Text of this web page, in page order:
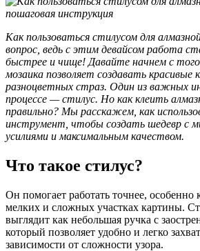
Как пользоваться стилусом для
вопрос, ведь с этим девайсом работа
быстрее и чище! Давайте начнем с
мозаика позволяет создавать красивые
разноцветных страз. Один из важных
процессе — стилус. Но как клеить
правильно? Мы расскажем, как
инструмент, чтобы создать шедевр с
усилиями и максимальным качеством.
Что такое стилус?
Он помогает работать точнее, особенно
мелких и сложных участках картины.
выглядит как небольшая ручка с
который позволяет удобно и легко
зависимости от сложности узора.